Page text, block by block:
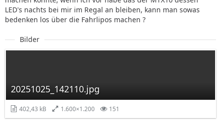
LED's nachts bei mir im Regal an bleiben, kann man sowas
bedenken los über die Fahrlipos machen ?
Bilder
20251025_142110.jpg
402,43 kB 1.600×1.200 151